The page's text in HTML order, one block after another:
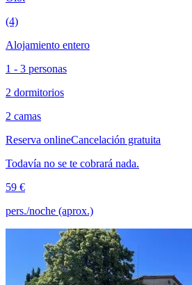
(4)
Alojamiento entero
1 - 3 personas
2 dormitorios
2 camas
Reserva onlineCancelación gratuita
Todavía no se te cobrará nada.
59 €
pers./noche (aprox.)